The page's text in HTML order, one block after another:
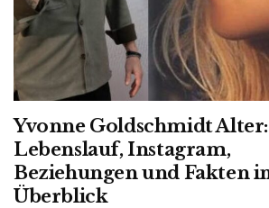
Yvonne Goldschmidt Alter:
Lebenslauf, Instagram,
Beziehungen und Fakten
Überblick